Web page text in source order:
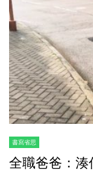
書寫省思
全職爸爸：湊